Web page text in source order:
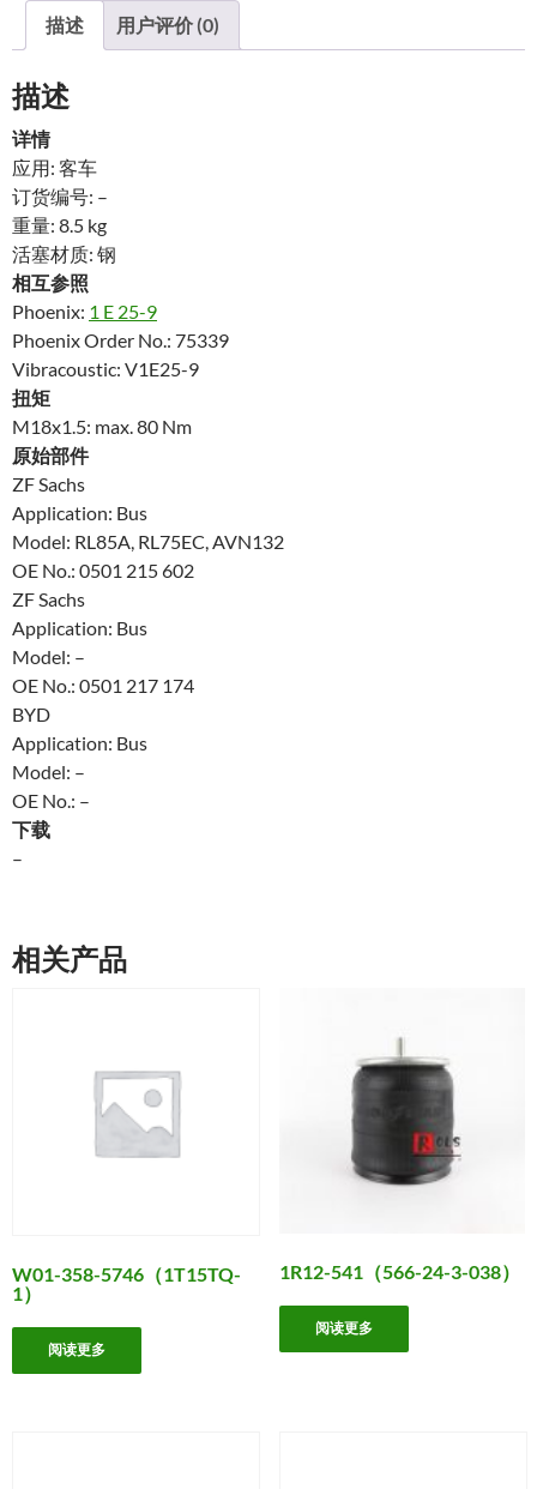
描述 用户评价 (0)
描述
详情
应用: 客车
订货编号: –
重量: 8.5 kg
活塞材质: 钢
相互参照
Phoenix: 1 E 25-9
Phoenix Order No.: 75339
Vibracoustic: V1E25-9
扭矩
M18x1.5: max. 80 Nm
原始部件
ZF Sachs
Application: Bus
Model: RL85A, RL75EC, AVN132
OE No.: 0501 215 602
ZF Sachs
Application: Bus
Model: –
OE No.: 0501 217 174
BYD
Application: Bus
Model: –
OE No.: –
下载
–
相关产品
W01-358-5746（1T15TQ-
1）
阅读更多
1R12-541（566-24-3-038）
阅读更多